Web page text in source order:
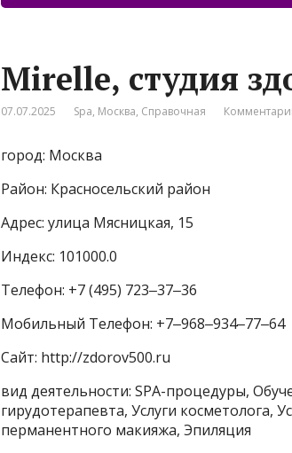
Mirelle, студия
07.07.2025 Spa, Москва, Справочная
город: Москва
Район: Красносельский район
Адрес: улица Мясницкая, 15
Индекс: 101000.0
Телефон: +7 (495) 723‒37‒36
Мобильный Телефон: +7‒968‒934‒77‒64
Сайт: http://zdorov500.ru
вид деятельности: SPA-процедуры,
гирудотерапевта, Услуги косметолога,
перманентного макияжа, Эпиляция